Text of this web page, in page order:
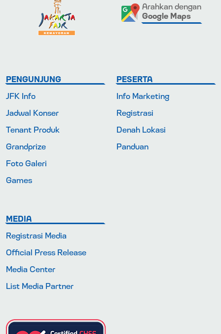
Arahkan dengan
Google Maps
PENGUNJUNG
JFK Info
Jadwal Konser
Tenant Produk
Grandprize
Foto Galeri
Games
PESERTA
Info Marketing
Registrasi
Denah Lokasi
Panduan
MEDIA
Registrasi Media
Official Press Release
Media Center
List Media Partner